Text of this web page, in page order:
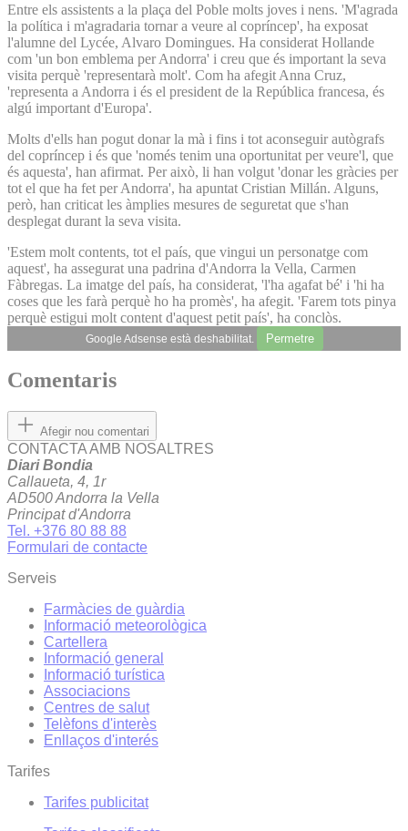
Entre els assistents a la plaça del Poble molts joves i nens. 'M'agrada
la política i m'agradaria tornar a veure al copríncep', ha exposat
l'alumne del Lycée, Alvaro Domingues. Ha considerat Hollande
com 'un bon emblema per Andorra' i creu que és important la seva
visita perquè 'representarà molt'. Com ha afegit Anna Cruz,
'representa a Andorra i és el president de la República francesa, és
algú important d'Europa'.
Molts d'ells han pogut donar la mà i fins i tot aconseguir autògrafs
del copríncep i és que 'només tenim una oportunitat per veure'l, que
és aquesta', han afirmat. Per això, li han volgut 'donar les gràcies per
tot el que ha fet per Andorra', ha apuntat Cristian Millán. Alguns,
però, han criticat les àmplies mesures de seguretat que s'han
desplegat durant la seva visita.
'Estem molt contents, tot el país, que vingui un personatge com
aquest', ha assegurat una padrina d'Andorra la Vella, Carmen
Fàbregas. La imatge del país, ha considerat, 'l'ha agafat bé' i 'hi ha
coses que les farà perquè ho ha promès', ha afegit. 'Farem tots pinya
perquè estigui molt content d'aquest petit país', ha conclòs.
Google Adsense està deshabilitat. Permetre
Comentaris
Afegir nou comentari
CONTACTA AMB NOSALTRES
Diari Bondia
Callaueta, 4, 1r
AD500 Andorra la Vella
Principat d'Andorra
Tel. +376 80 88 88
Formulari de contacte
Serveis
Farmàcies de guàrdia
Informació meteorològica
Cartellera
Informació general
Informació turística
Associacions
Centres de salut
Telèfons d'interès
Enllaços d'interés
Tarifes
Tarifes publicitat